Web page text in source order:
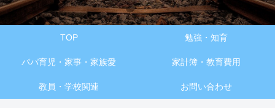
TOP 勉強・知育
パパ育児・家事・家族愛 家計簿・教育費用
教員・学校関連 お問い合わせ